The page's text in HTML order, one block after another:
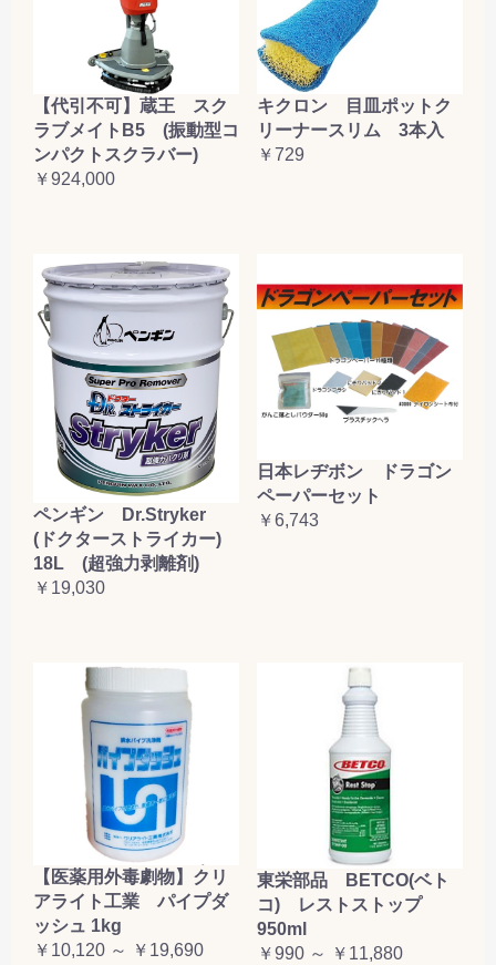
【代引不可】蔵王 スク
ラブメイトB5 (振動型コ
ンパクトスクラバー)
￥924,000
キクロン 目皿ポットク
リーナースリム 3本入
￥729
ペンギン Dr.Stryker
(ドクターストライカー)
18L (超強力剥離剤)
￥19,030
日本レヂボン ドラゴン
ペーパーセット
￥6,743
【医薬用外毒劇物】クリ
アライト工業 パイプダ
ッシュ 1kg
￥10,120 ～ ￥19,690
東栄部品 BETCO(ベト
コ) レストストップ
950ml
￥990 ～ ￥11,880